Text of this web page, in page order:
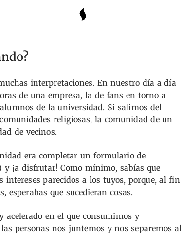
interpretaciones. En nuestro día a día
de una empresa, la de fans en torno a
de la universidad. Si salimos del
religiosas, la comunidad de un
de vecinos.
era completar un formulario de
¡a disfrutar! Como mínimo, sabías que
parecidos a los tuyos, porque, al fin
esperabas que sucedieran cosas.
acelerado en el que consumimos y
personas nos juntemos y nos separemos al